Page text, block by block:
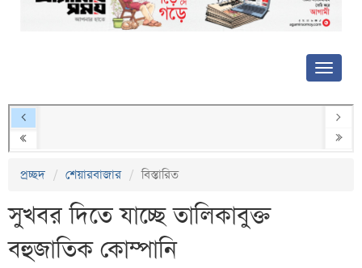
প্রচ্ছদ শেয়ারবাজার বিস্তারিত
সুখবর দিতে যাচ্ছে তালিকাবুক্ত
বহুজাতিক কোম্পানি